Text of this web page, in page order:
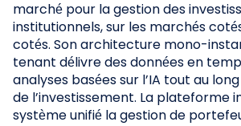
marché pour la gestion des
institutionnels, sur les marchés
cotés. Son architecture mono-
tenant délivre des données en
analyses basées sur l’IA tout au
de l’investissement. La plateforme
système unifié la gestion de